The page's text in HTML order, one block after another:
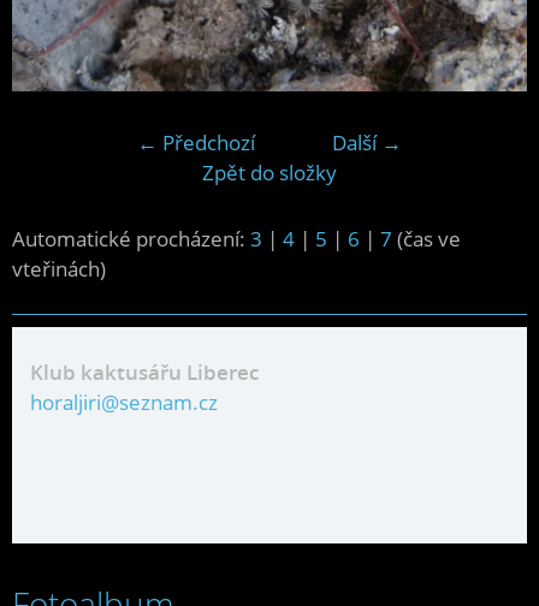
← Předchozí
Další →
Zpět do složky
Automatické procházení: 3 | 4 | 5 | 6 | 7 (čas ve
vteřinách)
Klub kaktusářu Liberec
horaljiri@seznam.cz